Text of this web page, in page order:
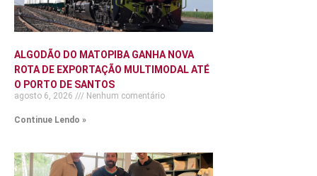
ALGODÃO DO MATOPIBA GANHA NOVA
ROTA DE EXPORTAÇÃO MULTIMODAL ATÉ
O PORTO DE SANTOS
agosto 6, 2026 Nenhum comentário
Continue Lendo »